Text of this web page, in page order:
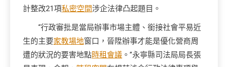
計整改21項私密空間涉企法律凸起題目。
“行政審批是當局辦事市場主體、銜接社會平易近
生的主要家教場地窗口，晉陞辦事才能是優化營商周
遭的狀況的要害地點時租會議 。”永寧縣司法局局長張